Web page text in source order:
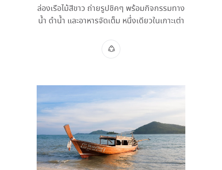
ล่องเรือไม้สีขาว ถ่ายรูปชิคๆ พร้อมกิจกรรมทาง
น้ำ ดำน้ำ และอาหารจัดเต็ม หนึ่งเดียวในเกาะเต่า